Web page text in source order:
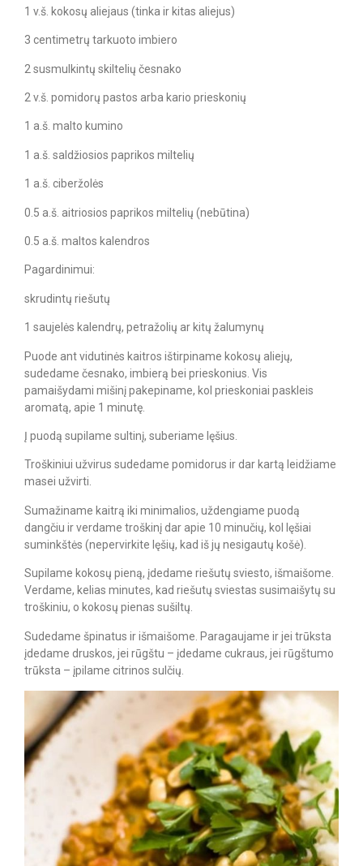
1 v.š. kokosų aliejaus (tinka ir kitas aliejus)
3 centimetrų tarkuoto imbiero
2 susmulkintų skiltelių česnako
2 v.š. pomidorų pastos arba kario prieskonių
1 a.š. malto kumino
1 a.š. saldžiosios paprikos miltelių
1 a.š. ciberžolės
0.5 a.š. aitriosios paprikos miltelių (nebūtina)
0.5 a.š. maltos kalendros
Pagardinimui:
skrudintų riešutų
1 saujelės kalendrų, petražolių ar kitų žalumynų
Puode ant vidutinės kaitros ištirpiname kokosų aliejų,
sudedame česnako, imbierą bei prieskonius. Vis
pamaišydami mišinį pakepiname, kol prieskoniai paskleis
aromatą, apie 1 minutę.
Į puodą supilame sultinį, suberiame lęšius.
Troškiniui užvirus sudedame pomidorus ir dar kartą leidžiame
masei užvirti.
Sumažiname kaitrą iki minimalios, uždengiame puodą
dangčiu ir verdame troškinį dar apie 10 minučių, kol lęšiai
suminkštės (nepervirkite lęšių, kad iš jų nesigautų košė).
Supilame kokosų pieną, įdedame riešutų sviesto, išmaišome.
Verdame, kelias minutes, kad riešutų sviestas susimaišytų su
troškiniu, o kokosų pienas sušiltų.
Sudedame špinatus ir išmaišome. Paragaujame ir jei trūksta
įdedame druskos, jei rūgštu – įdedame cukraus, jei rūgštumo
trūksta – įpilame citrinos sulčių.